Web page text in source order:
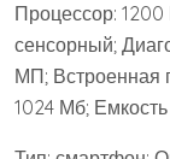
Процессор: 1200
сенсорный;
МП; Встроенная
1024 Мб;